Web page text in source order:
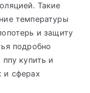
Такие
температуры
и защиту
подробно
купить и
и сферах